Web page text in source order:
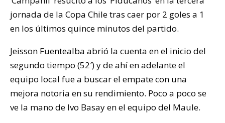
jornada de la Copa Chile tras caer por 2 goles a 1
en los últimos quince minutos del partido.
Jeisson Fuentealba abrió la cuenta en el inicio del
segundo tiempo (52′) y de ahí en adelante el
equipo local fue a buscar el empate con una
mejora notoria en su rendimiento. Poco a poco se
ve la mano de Ivo Basay en el equipo del Maule.